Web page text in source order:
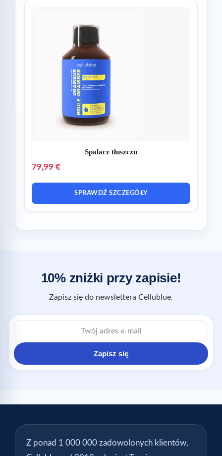
Spalacz tłuszczu
79,99 €
SPRAWDŹ SZCZEGÓŁY
10% zniżki przy zapisie!
Zapisz się do newslettera Cellublue.
Zapisz się
Z ponad 1 000 000 zadowolonych klientów,